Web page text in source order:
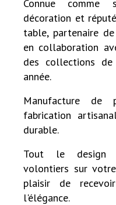
Connue
décoration et
table, partenaire
en collaboration
des collections de
année.
Manufacture de
fabrication
durable.
Tout le design
volontiers sur
plaisir de
l'élégance.